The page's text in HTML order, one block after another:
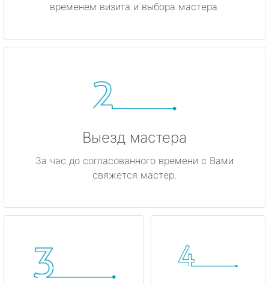
временем визита и выбора мастера.
Выезд мастера
За час до согласованного времени с Вами
свяжется мастер.